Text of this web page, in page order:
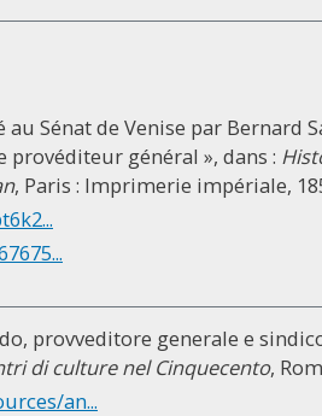
Sénat de Venise par Bernard
provéditeur général », dans :
, Paris : Imprimerie impériale,
provveditore generale e
di culture nel Cinquecento,
an...